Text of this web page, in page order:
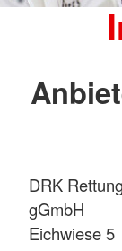
DRK
gGmbH
Eichwiese 5